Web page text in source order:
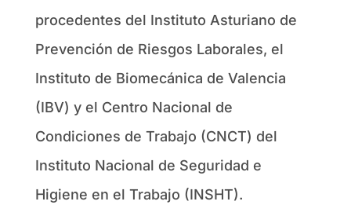
procedentes del Instituto Asturiano de
Prevención de Riesgos Laborales, el
Instituto de Biomecánica de Valencia
(IBV) y el Centro Nacional de
Condiciones de Trabajo (CNCT) del
Instituto Nacional de Seguridad e
Higiene en el Trabajo (INSHT).